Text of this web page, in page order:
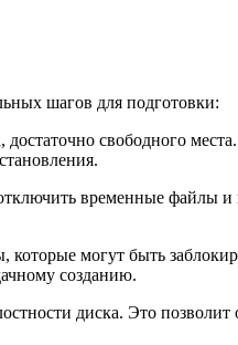
шагов для подготовки:
достаточно свободного
временные файлы
могут быть
созданию.
диска. Это